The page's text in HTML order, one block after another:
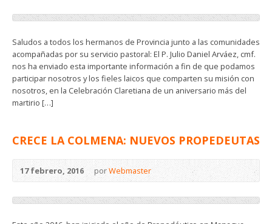
Saludos a todos los hermanos de Provincia junto a las comunidades
acompañadas por su servicio pastoral: El P. Julio Daniel Arváez, cmf.
nos ha enviado esta importante información a fin de que podamos
participar nosotros y los fieles laicos que comparten su misión con
nosotros, en la Celebración Claretiana de un aniversario más del
martirio […]
CRECE LA COLMENA: NUEVOS PROPEDEUTAS
17 febrero, 2016 porWebmaster